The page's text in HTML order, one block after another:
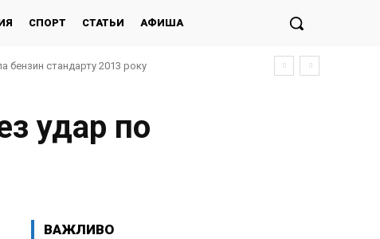
СПОРТ СТАТЬИ АФИША
бензин стандарту 2013 року
удар по
ВАЖЛИВО